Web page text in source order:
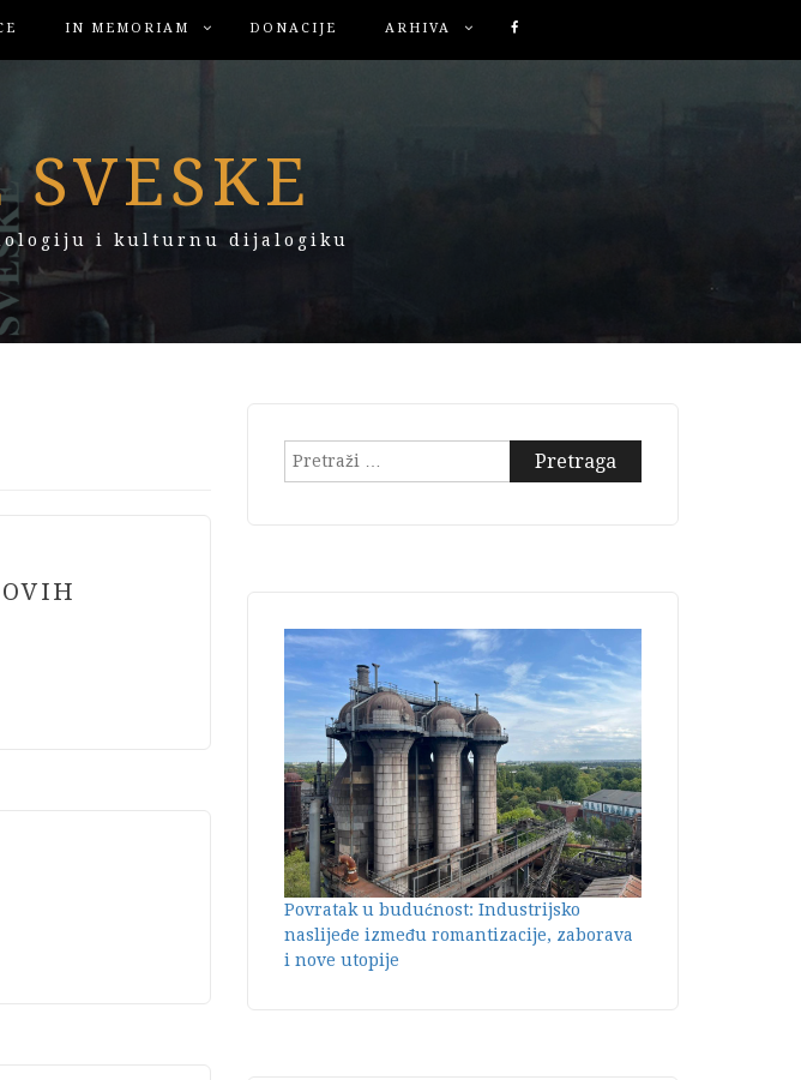
IN MEMORIAM DONACIJE ARHIVA
i kulturnu dijalogiku
Pretraga:
Povratak u budućnost: Industrijsko
naslijeđe između romantizacije, zaborava
i nove utopije